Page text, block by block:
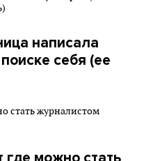
написала
себя (ее